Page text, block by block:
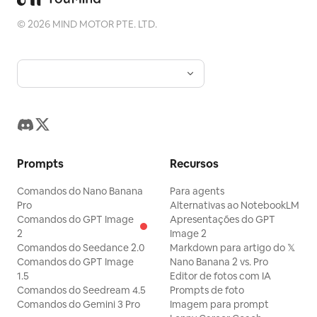
©2026 MIND MOTOR PTE. LTD.
Prompts
Comandos do Nano Banana
Pro
Comandos do GPT Image
2
Comandos do Seedance 2.0
Comandos do GPT Image
1.5
Comandos do Seedream 4.5
Comandos do Gemini 3 Pro
Recursos
Para agents
Alternativas ao NotebookLM
Apresentações do GPT
Image 2
Markdown para artigo do 𝕏
Nano Banana 2 vs. Pro
Editor de fotos com IA
Prompts de foto
Imagem para prompt